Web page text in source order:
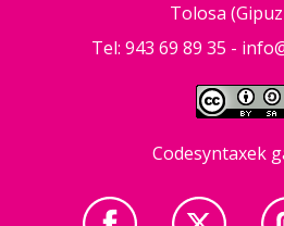
Tolosa
Tel: 943 69 89 35 -
Codesyntaxek